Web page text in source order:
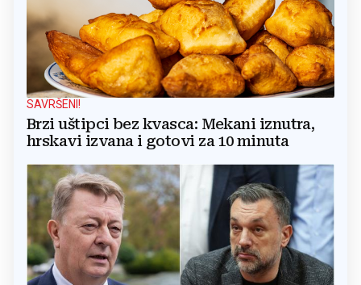
SAVRŠENI!
Brzi uštipci bez kvasca: Mekani iznutra,
hrskavi izvana i gotovi za 10 minuta